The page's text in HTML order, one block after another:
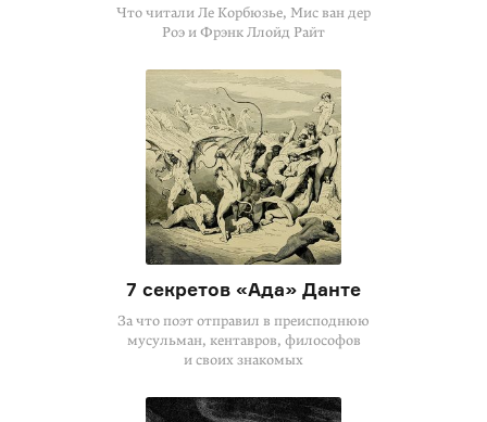
Что читали Ле Корбюзье, Мис ван дер
Роэ и Фрэнк Ллойд Райт
7 секретов «Ада» Данте
За что поэт отправил в преисподнюю
мусульман, кентавров, философов
и своих знакомых